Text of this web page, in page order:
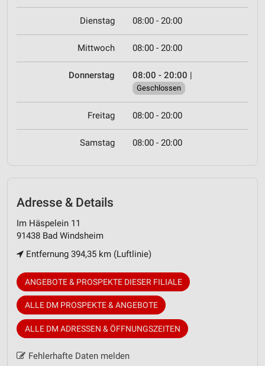
Dienstag 08:00 - 20:00
Mittwoch 08:00 - 20:00
Donnerstag 08:00 - 20:00 |
Geschlossen
Freitag 08:00 - 20:00
Samstag 08:00 - 20:00
Adresse & Details
Im Häspelein 11
91438 Bad Windsheim
Entfernung 394,35 km (Luftlinie)
ANGEBOTE & PROSPEKTE DIESER FILIALE
ALLE DM PROSPEKTE & ANGEBOTE
ALLE DM ADRESSEN & ÖFFNUNGSZEITEN
Fehlerhafte Daten melden